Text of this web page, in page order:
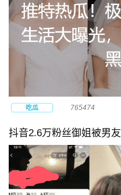
吃瓜 765474
抖音2.6万粉丝御姐被男友